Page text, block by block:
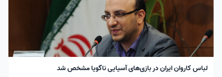
لباس کاروان ایران در بازی‌های آسیایی ناگویا مشخص شد